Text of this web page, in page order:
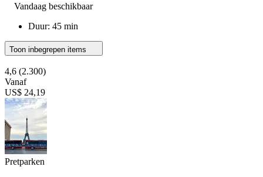
Vandaag beschikbaar
Duur: 45 min
Toon inbegrepen items
4,6 (2.300)
Vanaf
US$ 24,19
Pretparken